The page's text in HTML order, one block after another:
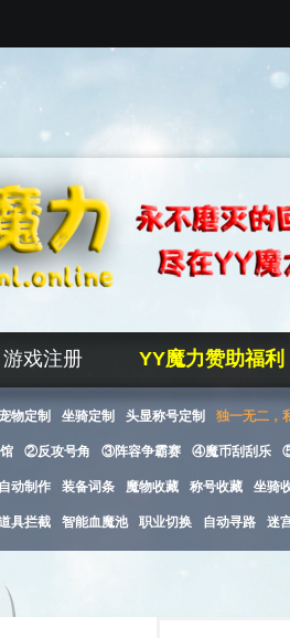
游戏注册 YY魔力赞助福利
物定制 坐骑定制 头显称号定制 独一无二，
②反攻号角 ③阵容争霸赛 ④魔币刮刮乐
自动制作 装备词条 魔物收藏 称号收藏 坐骑
具拦截 智能血魔池 职业切换 自动寻路 迷